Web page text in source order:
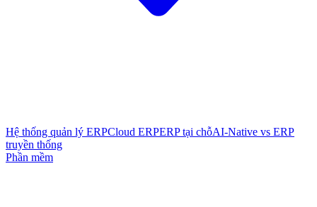
Hệ thống quản lý ERPCloud ERPERP tại chỗAI-Native vs ERP
truyền thống
Phần mềm